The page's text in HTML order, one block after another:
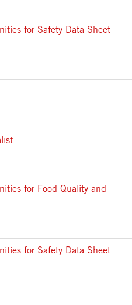
for Safety Data Sheet
for Food Quality and
for Safety Data Sheet